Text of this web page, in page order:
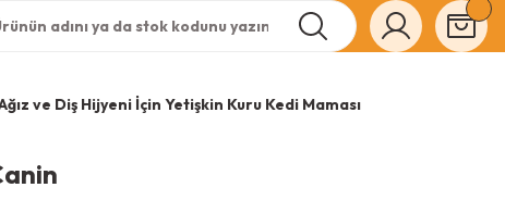
ve Diş Hijyeni İçin Yetişkin Kuru Kedi Maması